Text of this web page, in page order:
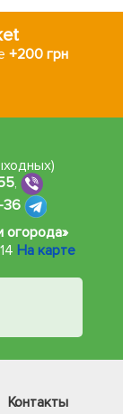
+200 грн
,
36
огорода»
На карте
Контакты